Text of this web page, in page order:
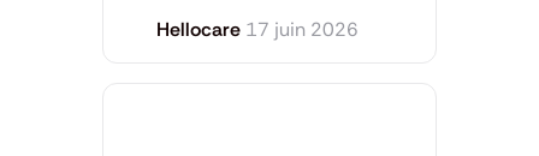
Hellocare 17 juin 2026